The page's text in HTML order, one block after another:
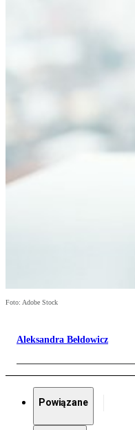
Foto: Adobe Stock
Aleksandra Bełdowicz
Powiązane